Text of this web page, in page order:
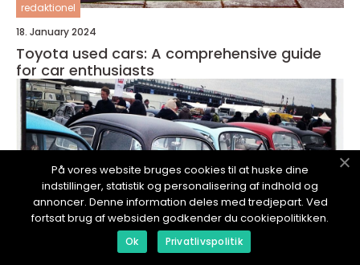
redaktionel
18. January 2024
Toyota used cars: A comprehensive guide
for car enthusiasts
På vores website bruges cookies til at huske dine
indstillinger, statistik og personalisering af indhold og
annoncer. Denne information deles med tredjepart. Ved
fortsat brug af websiden godkender du cookiepolitikken.
Ok Privatlivspolitik